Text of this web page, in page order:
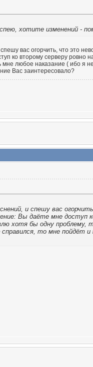
хотите изменений -
вас огорчить, что это
ко второму серверу ровно
любое наказание ( ибо я
Вас заинтересовало?
и спешу вас
Вы даёте мне доступ
хотя бы одну
то мне пойдёт